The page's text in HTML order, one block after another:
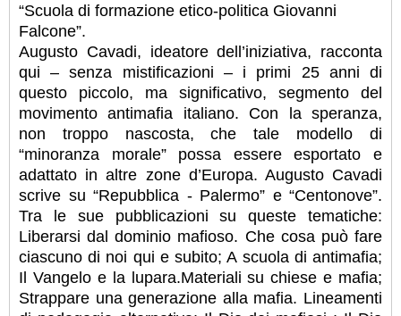
“Scuola di formazione etico-politica Giovanni
Falcone”.
Augusto Cavadi, ideatore dell’iniziativa, racconta
qui – senza mistificazioni – i primi 25 anni di
questo piccolo, ma significativo, segmento del
movimento antimafia italiano. Con la speranza,
non troppo nascosta, che tale modello di
“minoranza morale” possa essere esportato e
adattato in altre zone d’Europa. Augusto Cavadi
scrive su “Repubblica - Palermo” e “Centonove”.
Tra le sue pubblicazioni su queste tematiche:
Liberarsi dal dominio mafioso. Che cosa può fare
ciascuno di noi qui e subito; A scuola di antimafia;
Il Vangelo e la lupara.Materiali su chiese e mafia;
Strappare una generazione alla mafia. Lineamenti